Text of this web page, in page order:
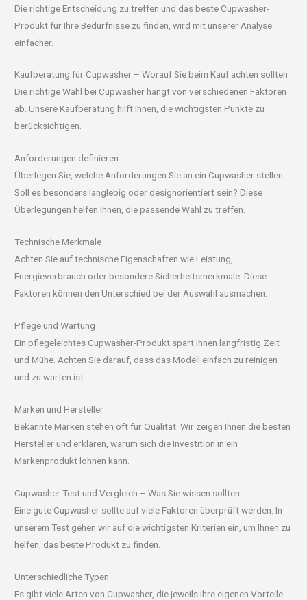
Die richtige Entscheidung zu treffen und das beste Cupwasher-
Produkt für Ihre Bedürfnisse zu finden, wird mit unserer Analyse
einfacher.
Kaufberatung für Cupwasher – Worauf Sie beim Kauf achten sollten
Die richtige Wahl bei Cupwasher hängt von verschiedenen Faktoren
ab. Unsere Kaufberatung hilft Ihnen, die wichtigsten Punkte zu
berücksichtigen.
Anforderungen definieren
Überlegen Sie, welche Anforderungen Sie an ein Cupwasher stellen.
Soll es besonders langlebig oder designorientiert sein? Diese
Überlegungen helfen Ihnen, die passende Wahl zu treffen.
Technische Merkmale
Achten Sie auf technische Eigenschaften wie Leistung,
Energieverbrauch oder besondere Sicherheitsmerkmale. Diese
Faktoren können den Unterschied bei der Auswahl ausmachen.
Pflege und Wartung
Ein pflegeleichtes Cupwasher-Produkt spart Ihnen langfristig Zeit
und Mühe. Achten Sie darauf, dass das Modell einfach zu reinigen
und zu warten ist.
Marken und Hersteller
Bekannte Marken stehen oft für Qualität. Wir zeigen Ihnen die besten
Hersteller und erklären, warum sich die Investition in ein
Markenprodukt lohnen kann.
Cupwasher Test und Vergleich – Was Sie wissen sollten
Eine gute Cupwasher sollte auf viele Faktoren überprüft werden. In
unserem Test gehen wir auf die wichtigsten Kriterien ein, um Ihnen zu
helfen, das beste Produkt zu finden.
Unterschiedliche Typen
Es gibt viele Arten von Cupwasher, die jeweils ihre eigenen Vorteile